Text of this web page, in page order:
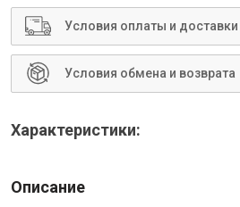
Условия оплаты и доставки
Условия обмена и возврата
Характеристики:
Описание
Инструменты